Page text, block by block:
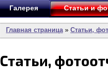
Галерея Статьи и
Главная страница» Статьи,
Статьи,